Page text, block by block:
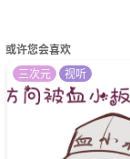
或许您会喜欢
三次元 视听